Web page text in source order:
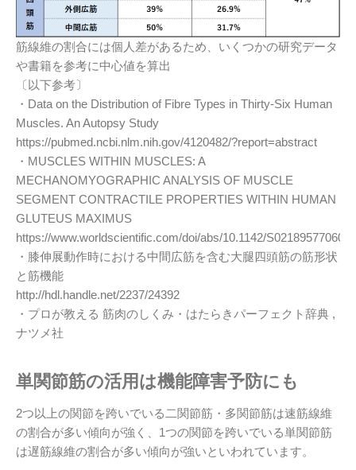
筋線維の割合には個人差があるため、いくつかの研究データ
や書籍を参考に中心値を算出
〔以下参考〕
・Data on the Distribution of Fibre Types in Thirty-Six Human
Muscles. An Autopsy Study
https://pubmed.ncbi.nlm.nih.gov/4120482/?report=abstract
・MUSCLES WITHIN MUSCLES: A
MECHANOMYOGRAPHIC ANALYSIS OF MUSCLE
SEGMENT CONTRACTILE PROPERTIES WITHIN HUMAN
GLUTEUS MAXIMUS
https://www.worldscientific.com/doi/abs/10.1142/
・膝伸展動作時における中間広筋を含む大腿四頭筋の筋形状
と筋機能
http://hdl.handle.net/2237/24392
・プロが教える 筋肉のしくみ・はたらきパーフェクト辞典 ,
ナツメ社
単関節筋の活用は機能障害予防にも
2つ以上の関節を跨いでいる二関節筋・多関節筋は速筋線維
の割合が多い傾向が強く、1つの関節を跨いでいる単関節筋
は遅筋線維の割合が多い傾向が強いといわれています。